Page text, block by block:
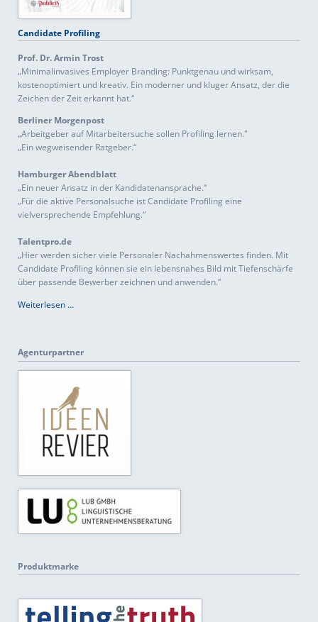
Candidate Profiling
Prof. Dr. Armin Trost
„Minimalinvasives Employer Branding: Punktgenau und wirksam,
kostenoptimiert und kreativ. Ein moderner und kluger Ansatz, der die
Zeichen der Zeit erkannt hat.“
Berliner Morgenpost
„Arbeitgeber auf Mitarbeitersuche sollen Profiling lernen."
„Ein wegweisender Ratgeber.“
Hamburger Abendblatt
„Ein neuer Ansatz in der Kandidatenansprache.“
„Für die aktive Personalsuche ist Candidate Profiling eine
vielversprechende Empfehlung.“
Talentpro.de
„Hier werden sicher viele Personaler Nachahmenswertes finden. Mit
Candidate Profiling können sie ein lebensnahes Bild mit Tiefenschärfe
über passende Bewerber zeichnen und anwenden.“
Weiterlesen …
Agenturpartner
Produktmarke